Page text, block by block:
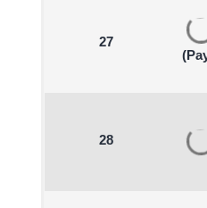
27
28